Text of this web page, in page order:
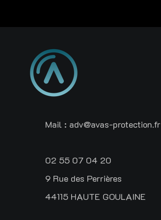
Mail : adv@avas-protection.fr
02 55 07 04 20
9 Rue des Perrières
44115 HAUTE GOULAINE